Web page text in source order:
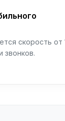
скорость от
звонков.